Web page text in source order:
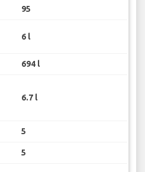
95
6 l
694 l
6.7 l
5
5